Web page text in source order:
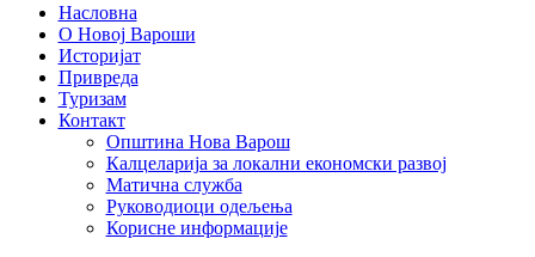
Насловна
О Новој Вароши
Историјат
Привреда
Туризам
Контакт
Општина Нова Варош
Калцеларија за локални економски развој
Матична служба
Руководиоци одељења
Корисне информације